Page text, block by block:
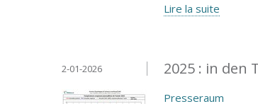
Lire la suite
2025 : in den
2-01-2026
Presseraum